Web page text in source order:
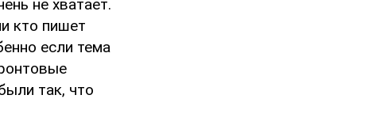
не хватает.
кто пишет
если тема
так, что